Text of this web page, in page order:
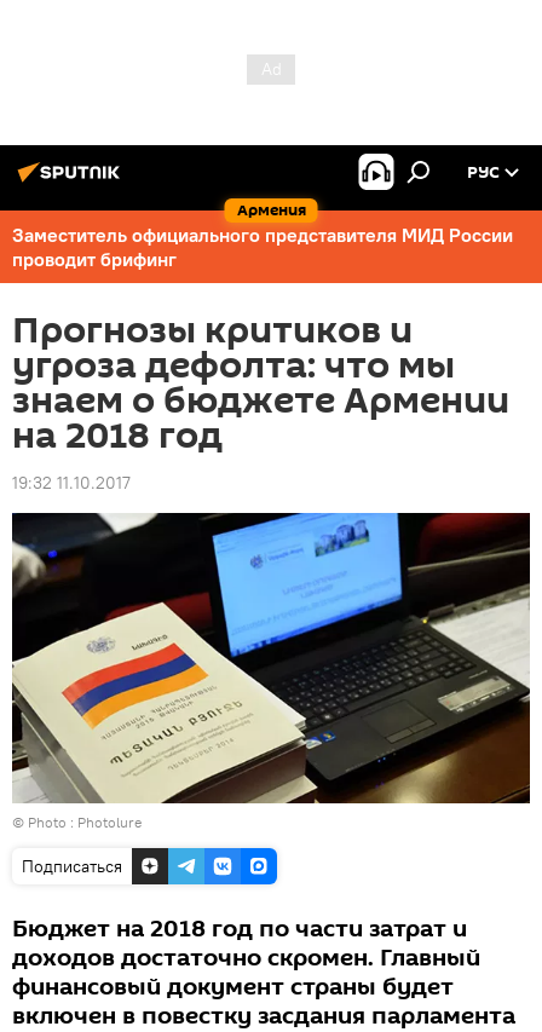
Армения
РУС
Заместитель официального представителя МИД России
проводит брифинг
Прогнозы критиков и
угроза дефолта: что мы
знаем о бюджете Армении
на 2018 год
19:32 11.10.2017
© Photo : Photolure
Подписаться
Бюджет на 2018 год по части затрат и
доходов достаточно скромен. Главный
финансовый документ страны будет
включен в повестку засдания парламента